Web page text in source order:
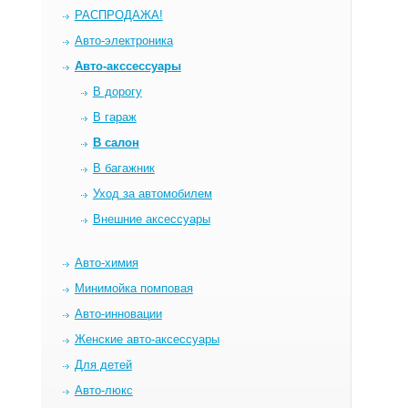
РАСПРОДАЖА!
Авто-электроника
Авто-акссессуары
В дорогу
В гараж
В салон
В багажник
Уход за автомобилем
Внешние аксессуары
Авто-химия
Минимойка помповая
Авто-инновации
Женские авто-аксессуары
Для детей
Авто-люкс